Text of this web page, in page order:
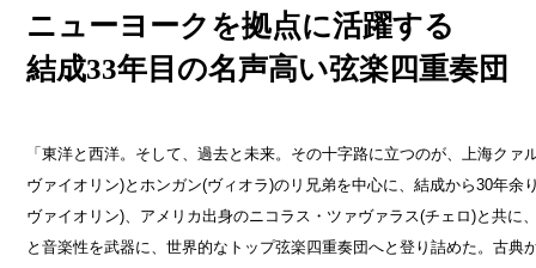
ニューヨークを拠点に活躍する
結成33年目の名声高い弦楽四重奏団
「東洋と西洋。そして、過去と未来。その十字路に立つのが、上海クァ
ヴァイオリン)とホンガン(ヴィオラ)のリ兄弟を中心に、結成から30年余
ヴァイオリン)、アメリカ出身のニコラス・ツァヴァラス(チェロ)と共に
と音楽性を武器に、世界的なトップ弦楽四重奏団へと登り詰めた。古典